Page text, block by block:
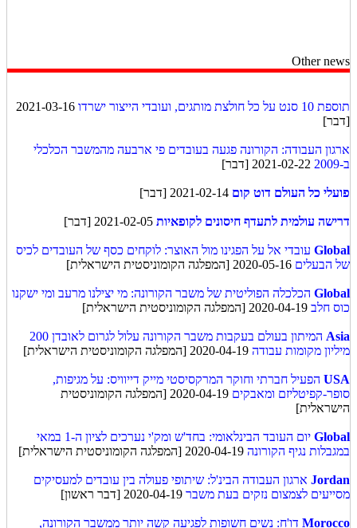
Other news
תוספת 10 סנט על כל חולצת מותגים, ועובדי הייצור ישרדו
2021-03-16
[דבר]
ארגון העבודה: הקורונה פגעה בעובדים פי ארבעה מהמשבר הכלכלי
ב-2009
פועלי כל העולם דוט קום
דרישה עולמית לתעדף חיסונים לקופאיות
Global עובדי אל על הפגינו מול האוצר: לוקחים כסף של העובדים לכיס
של הבעלים
Global הכלכלה הפוליטית של משבר הקורונה: מי יצילנו מרעב ומי ישקנו
כוס חלב
Asia
המיתון בעולם בעקבות משבר הקורונה עלול לגרום לאובדן 200
מיליון מקומות עבודה
USA הפעיל חברתי וחוקר המרקסיסטי מייק דייוויס: על מגיפות,
סופר-קפיטליזם ומאבקים
2020-04-19 [המפלגה הקומוניסטית
הישראלית]
Global
יום העובד הבינלאומי: בחד'ש ומק'י נערכים לציון ה-1 במאי
במגבלות נגיף הקורונה
Jordan ארגון העבודה הבינ'ל: שיתופי פעולה בין עובדים למעסיקים
מסייעים לצמצום נזקים בעת משבר
Morocco דו'ח: נשים חשופות לפגיעה קשה יותר ממשבר הקורונה,